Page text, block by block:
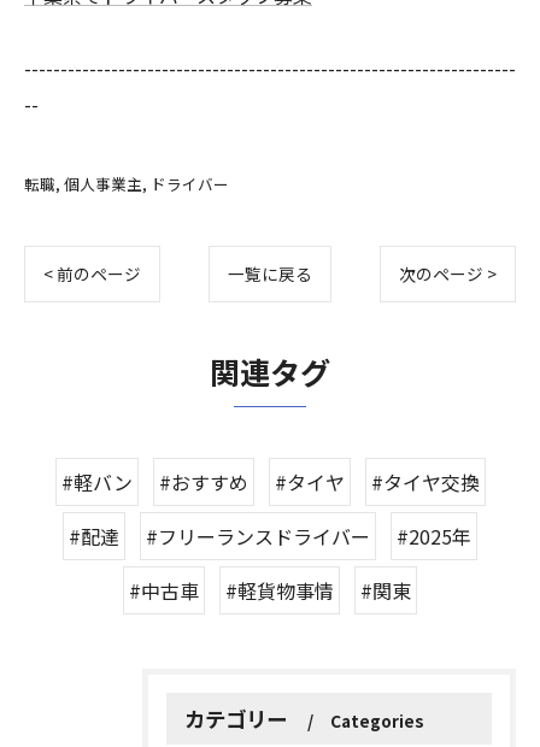
--------------------------------------------------------------------
--
転職 個人事業主 ドライバー
< 前のページ 一覧に戻る 次のページ >
関連タグ
#軽バン #おすすめ #タイヤ
#タイヤ交換
#配達
#フリーランスドライバー
#2025年
#中古車
#軽貨物事情 #関東
カテゴリー Categories